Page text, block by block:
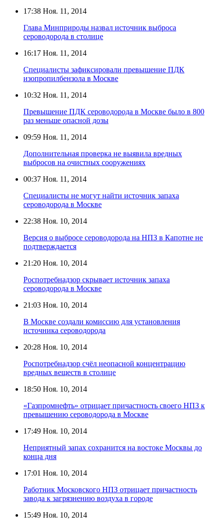
17:38 Ноя. 11, 2014
Глава Минприроды назвал источник выброса
сероводорода в столице
16:17 Ноя. 11, 2014
Специалисты зафиксировали превышение ПДК
изопропилбензола в Москве
10:32 Ноя. 11, 2014
Превышение ПДК сероводорода в Москве было в 800
раз меньше опасной дозы
09:59 Ноя. 11, 2014
Дополнительная проверка не выявила вредных
выбросов на очистных сооружениях
00:37 Ноя. 11, 2014
Специалисты не могут найти источник запаха
сероводорода в Москве
22:38 Ноя. 10, 2014
Версия о выбросе сероводорода на НПЗ в Капотне не
подтверждается
21:20 Ноя. 10, 2014
Роспотребнадзор скрывает источник запаха
сероводорода в Москве
21:03 Ноя. 10, 2014
В Москве создали комиссию для установления
источника сероводорода
20:28 Ноя. 10, 2014
Роспотребнадзор счёл неопасной концентрацию
вредных веществ в столице
18:50 Ноя. 10, 2014
«Газпромнефть» отрицает причастность своего НПЗ к
превышению сероводорода в Москве
17:49 Ноя. 10, 2014
Неприятный запах сохранится на востоке Москвы до
конца дня
17:01 Ноя. 10, 2014
Работник Московского НПЗ отрицает причастность
завода к загрязнению воздуха в городе
15:49 Ноя. 10, 2014